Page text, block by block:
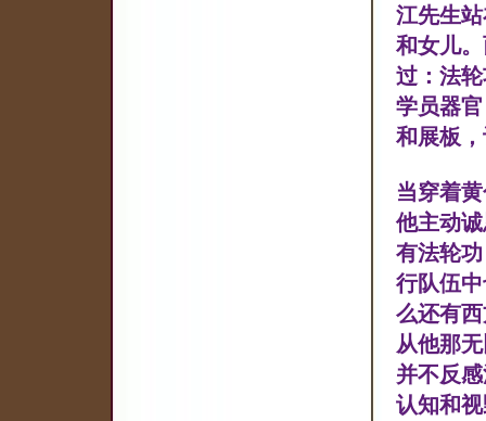
江先生
和女儿
过：法
学员器
和展板
当穿着
他主动
有法轮
行队伍
么还有
从他那
并不反
认知和